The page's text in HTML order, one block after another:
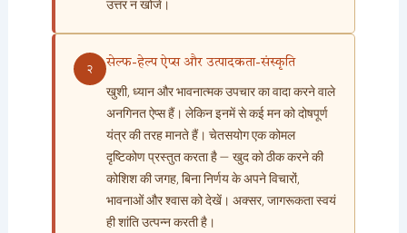
उत्तर न खोजें।
२ सेल्फ-हेल्प ऐप्स और उत्पादकता-संस्कृति
खुशी, ध्यान और भावनात्मक उपचार का वादा करने वाले
अनगिनत ऐप्स हैं। लेकिन इनमें से कई मन को दोषपूर्ण
यंत्र की तरह मानते हैं। चेतसयोग एक कोमल
दृष्टिकोण प्रस्तुत करता है — खुद को ठीक करने की
कोशिश की जगह, बिना निर्णय के अपने विचारों,
भावनाओं और श्वास को देखें। अक्सर, जागरूकता स्वयं
ही शांति उत्पन्न करती है।